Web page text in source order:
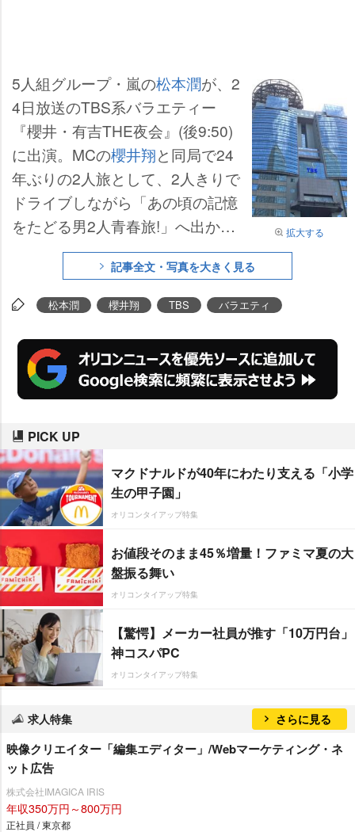
拡大する
5人組グループ・嵐の松本潤が、2
4日放送のTBS系バラエティー
『櫻井・有吉THE夜会』(後9:50)
に出演。MCの櫻井翔と同局で24
年ぶりの2人旅として、2人きりで
ドライブしながら「あの頃の記憶
をたどる男2人青春旅!」へ出かけ
記事全文・写真を大きく見る
松本潤 櫻井翔 TBS バラエティ
PICK UP
マクドナルドが40年にわたり支える「小学
生の甲子園」
オリコンタイアップ特集
お値段そのまま45％増量！ファミマ夏の大
盤振る舞い
オリコンタイアップ特集
【驚愕】メーカー社員が推す「10万円台」
神コスパPC
オリコンタイアップ特集
求人特集 さらに見る
映像クリエイター「編集エディター」/Webマーケティング・ネ
ット広告
株式会社IMAGICA IRIS
年収350万円～800万円
正社員 / 東京都